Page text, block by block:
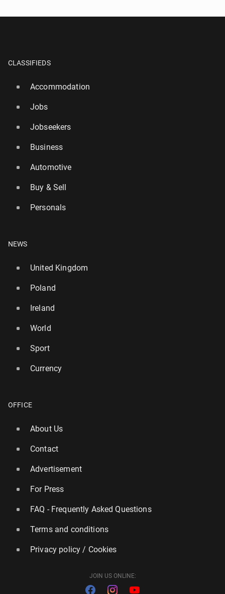
CLASSIFIEDS
Accommodation
Jobs
Jobseekers
Business
Automotive
Buy & Sell
Personals
NEWS
United Kingdom
Poland
Ireland
World
Sport
Currency
OFFICE
About Us
Contact
Advertisement
For Press
FAQ - Frequently Asked Questions
Terms and conditions
Privacy policy / Cookies
JOIN US ONLINE: